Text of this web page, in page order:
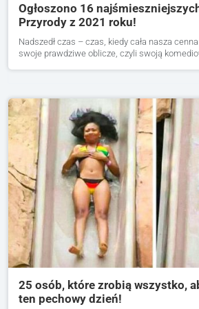
Ogłoszono 16
Przyrody z 2021 roku!
Nadszedł czas – czas, kiedy cała nasza
swoje prawdziwe oblicze, czyli swoją
25 osób, które zrobią wszystko,
ten pechowy dzień!